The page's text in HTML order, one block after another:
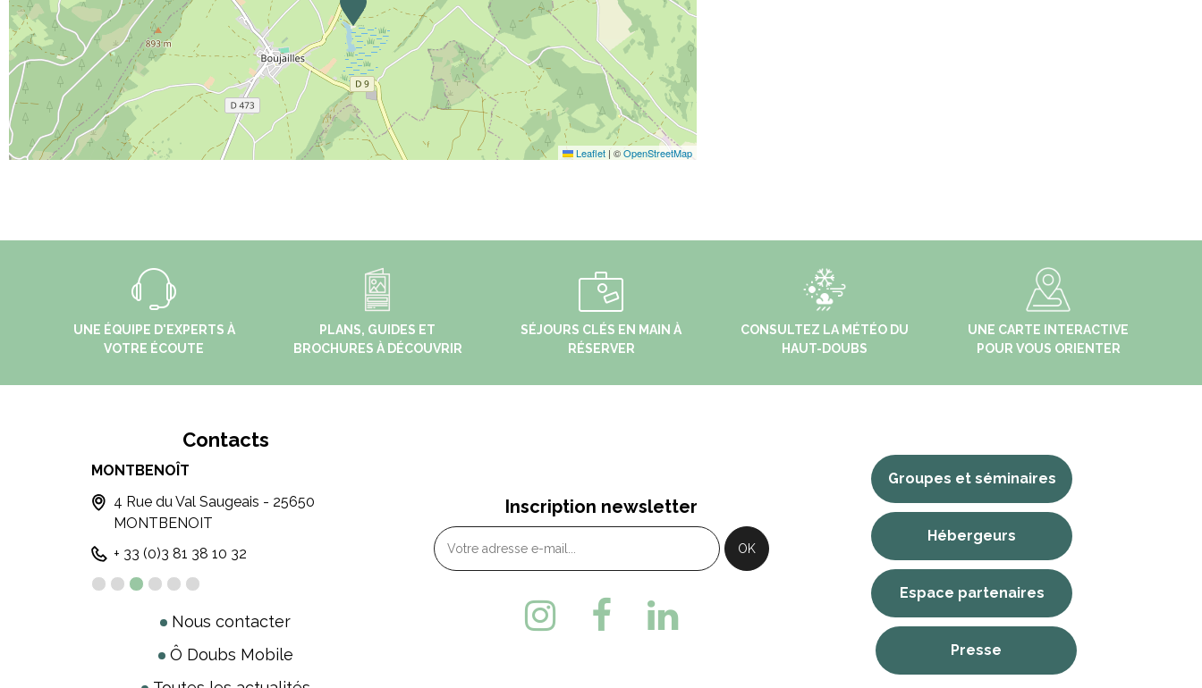
Leaflet | ©OpenStreetMap
UNE ÉQUIPE D'EXPERTS À
VOTRE ÉCOUTE
PLANS, GUIDES ET
BROCHURES À DÉCOUVRIR
SÉJOURS CLÉS EN MAIN À
RÉSERVER
CONSULTEZ LA MÉTÉO DU
HAUT-DOUBS
UNE CARTE INTERACTIVE
POUR VOUS ORIENTER
Contacts
MONTBENOÎT
4 Rue du Val Saugeais - 25650
MONTBENOIT
+ 33 (0)3 81 38 10 32
69 Grande Rue - 25160
MALBUISSON
+33 (0)3 81 69 31 21
6, Place Xavier Authier - 25370
METABIEF
+ 33 (0)3 81 49 13 81
LES FOURGS
Lieu-dit La Coupe - 25300 LES
Nous contacter
Ô Doubs Mobile
Inscription newsletter
Groupes et séminaires
Hébergeurs
Espace partenaires
Presse